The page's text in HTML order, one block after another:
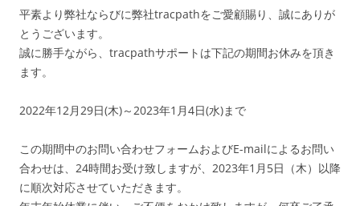
平素より弊社ならびに弊社tracpathをご愛顧賜り、誠にありが
とうございます。
誠に勝手ながら、tracpathサポートは下記の期間お休みを頂き
ます。
2022年12月29日(木)～2023年1月4日(水)まで
この期間中のお問い合わせフォームおよびE-mailによるお問い
合わせは、24時間お受け致しますが、2023年1月5日（木）以降
に順次対応させていただきます。